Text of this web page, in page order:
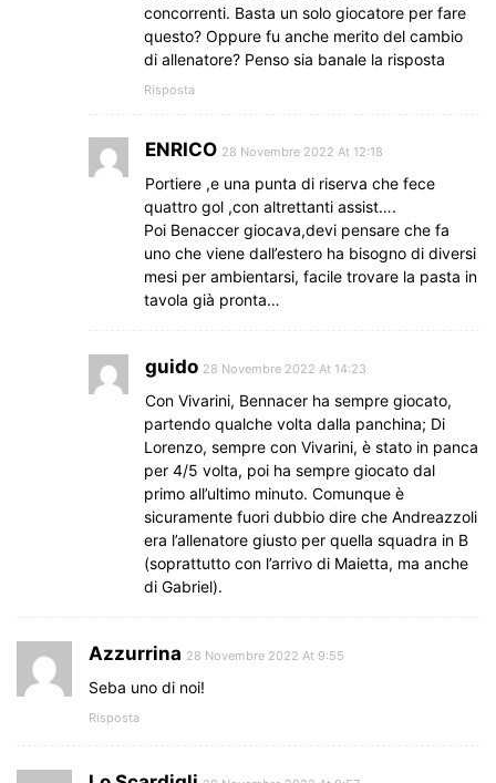
concorrenti. Basta un solo giocatore per fare
questo? Oppure fu anche merito del cambio
di allenatore? Penso sia banale la risposta
Risposta
ENRICO 28 Novembre 2022 At 12:18
Portiere ,e una punta di riserva che fece
quattro gol ,con altrettanti assist….
Poi Benaccer giocava,devi pensare che fa
uno che viene dall’estero ha bisogno di diversi
mesi per ambientarsi, facile trovare la pasta in
tavola già pronta…
guido 28 Novembre 2022 At 14:23
Con Vivarini, Bennacer ha sempre giocato,
partendo qualche volta dalla panchina; Di
Lorenzo, sempre con Vivarini, è stato in panca
per 4/5 volta, poi ha sempre giocato dal
primo all’ultimo minuto. Comunque è
sicuramente fuori dubbio dire che Andreazzoli
era l’allenatore giusto per quella squadra in B
(soprattutto con l’arrivo di Maietta, ma anche
di Gabriel).
Azzurrina 28 Novembre 2022 At 9:55
Seba uno di noi!
Risposta